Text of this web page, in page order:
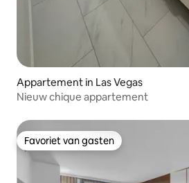
Appartement in Las Vegas
Nieuw chique appartement
Favoriet van gasten
Favoriet van gasten